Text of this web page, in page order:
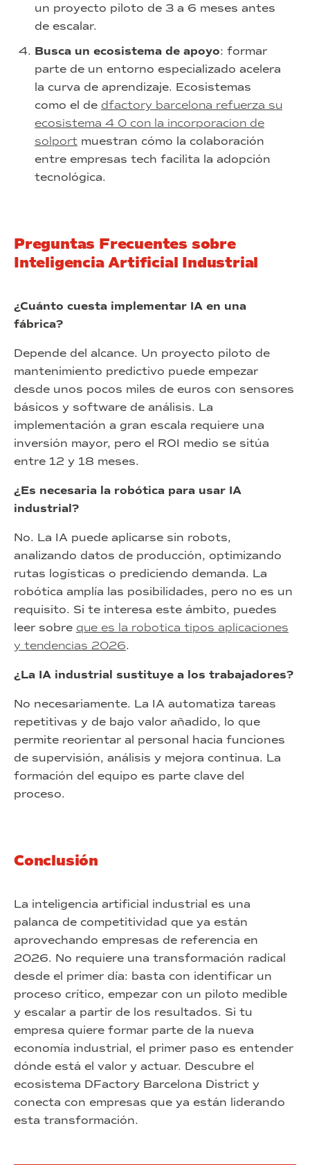
un proyecto piloto de 3 a 6 meses antes
de escalar.
Busca un ecosistema de apoyo: formar
parte de un entorno especializado acelera
la curva de aprendizaje. Ecosistemas
como el de dfactory barcelona refuerza su
ecosistema 4 0 con la incorporacion de
solport muestran cómo la colaboración
entre empresas tech facilita la adopción
tecnológica.
Preguntas Frecuentes sobre
Inteligencia Artificial Industrial
¿Cuánto cuesta implementar IA en una
fábrica?
Depende del alcance. Un proyecto piloto de
mantenimiento predictivo puede empezar
desde unos pocos miles de euros con sensores
básicos y software de análisis. La
implementación a gran escala requiere una
inversión mayor, pero el ROI medio se sitúa
entre 12 y 18 meses.
¿Es necesaria la robótica para usar IA
industrial?
No. La IA puede aplicarse sin robots,
analizando datos de producción, optimizando
rutas logísticas o prediciendo demanda. La
robótica amplía las posibilidades, pero no es un
requisito. Si te interesa este ámbito, puedes
leer sobre que es la robotica tipos aplicaciones
y tendencias 2026.
¿La IA industrial sustituye a los trabajadores?
No necesariamente. La IA automatiza tareas
repetitivas y de bajo valor añadido, lo que
permite reorientar al personal hacia funciones
de supervisión, análisis y mejora continua. La
formación del equipo es parte clave del
proceso.
Conclusión
La inteligencia artificial industrial es una
palanca de competitividad que ya están
aprovechando empresas de referencia en
2026. No requiere una transformación radical
desde el primer día: basta con identificar un
proceso crítico, empezar con un piloto medible
y escalar a partir de los resultados. Si tu
empresa quiere formar parte de la nueva
economía industrial, el primer paso es entender
dónde está el valor y actuar. Descubre el
ecosistema DFactory Barcelona District y
conecta con empresas que ya están liderando
esta transformación.